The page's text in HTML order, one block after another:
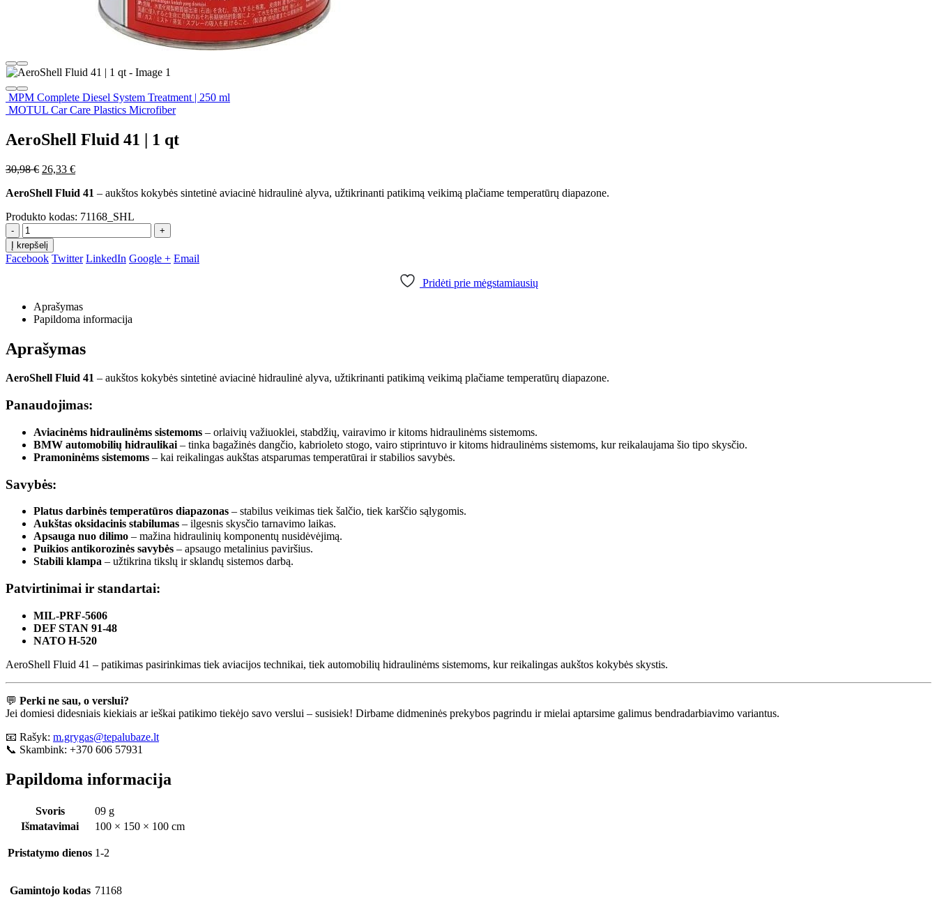
MPM Complete Diesel System Treatment | 250 ml
MOTUL Car Care Plastics Microfiber
AeroShell Fluid 41 | 1 qt
30,98€ Original
was:
26,33 €Current
is:
AeroShell Fluid 41 – aukštos kokybės sintetinė aviacinė hidraulinė alyva, užtikrinanti patikimą veikimą plačiame temperatūrų diapazone.
Produkto kodas: 71168_SHL
-
+
Į krepšelį
Facebook Twitter LinkedIn Google + Email
Pridėti prie mėgstamiausių
Aprašymas
Papildoma informacija
Aprašymas
AeroShell Fluid 41 – aukštos kokybės sintetinė aviacinė hidraulinė alyva, užtikrinanti patikimą veikimą plačiame temperatūrų diapazone.
Panaudojimas:
Aviacinėms hidraulinėms sistemoms – orlaivių važiuoklei, stabdžių, vairavimo ir kitoms hidraulinėms sistemoms.
BMW automobilių hidraulikai – tinka bagažinės dangčio, kabrioleto stogo, vairo stiprintuvo ir kitoms hidraulinėms sistemoms, kur reikalaujama šio tipo skysčio.
Pramoninėms sistemoms – kai reikalingas aukštas atsparumas temperatūrai ir stabilios savybės.
Savybės:
Platus darbinės temperatūros diapazonas – stabilus veikimas tiek šalčio, tiek karščio sąlygomis.
Aukštas oksidacinis stabilumas – ilgesnis skysčio tarnavimo laikas.
Apsauga nuo dilimo – mažina hidraulinių komponentų nusidėvėjimą.
Puikios antikorozinės savybės – apsaugo metalinius paviršius.
Stabili klampa – užtikrina tikslų ir sklandų sistemos darbą.
Patvirtinimai ir standartai:
MIL-PRF-5606
DEF STAN 91-48
NATO H-520
AeroShell Fluid 41 – patikimas pasirinkimas tiek aviacijos technikai, tiek automobilių hidraulinėms sistemoms, kur reikalingas aukštos kokybės skystis.
💬 Perki ne sau, o verslui?
Jei domiesi didesniais kiekiais ar ieškai patikimo tiekėjo savo verslui – susisiek! Dirbame didmeninės prekybos pagrindu ir mielai aptarsime galimus bendradarbiavimo variantus.
📧 Rašyk: m.grygas@tepalubaze.lt
📞 Skambink: +370 606 57931
Papildoma informacija
Svoris
09 g
Išmatavimai
100 × 150 × 100 cm
Pristatymo dienos 1-2
Gamintojo kodas 71168